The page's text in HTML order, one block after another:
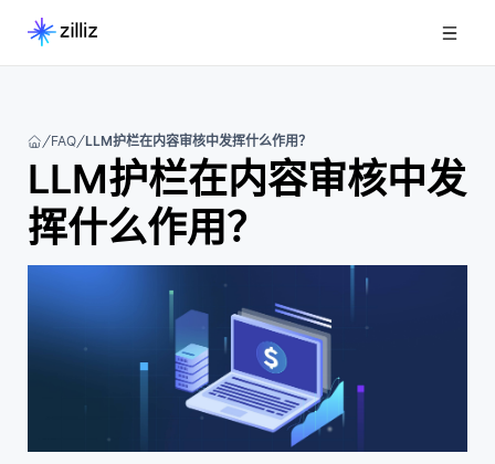
FAQ LLM护栏在内容审核中发挥什么作用？
LLM护栏在内容审核中发
挥什么作用？